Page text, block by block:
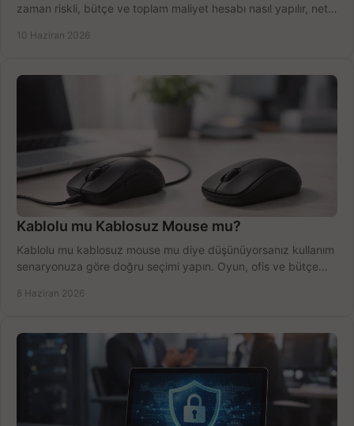
zaman riskli, bütçe ve toplam maliyet hesabı nasıl yapılır, net
10 Haziran 2026
Kablolu mu Kablosuz Mouse mu?
Kablolu mu kablosuz mouse mu diye düşünüyorsanız kullanım
senaryonuza göre doğru seçimi yapın. Oyun, ofis ve bütçe
8 Haziran 2026